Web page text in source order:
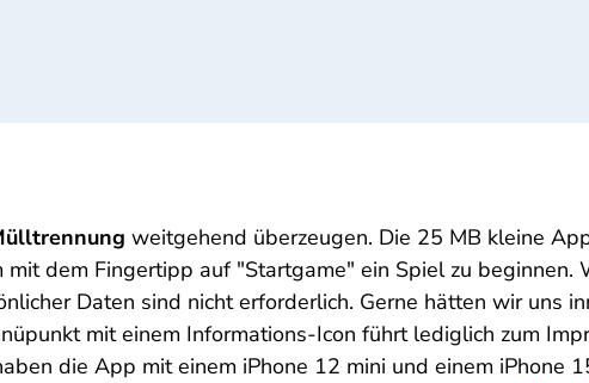
weitgehend überzeugen. Die 25 MB kleine
dem Fingertipp auf "Startgame" ein Spiel zu beginnen.
Daten sind nicht erforderlich. Gerne hätten wir uns
mit einem Informations-Icon führt lediglich zum
die App mit einem iPhone 12 mini und einem iPhone